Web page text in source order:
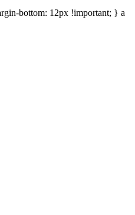
bottom: 12px !important; } a